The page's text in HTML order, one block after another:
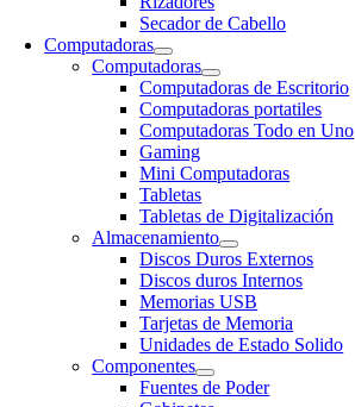
Secador de Cabello
Computadoras
Computadoras
Computadoras de Escritorio
Computadoras portatiles
Computadoras Todo en Uno
Gaming
Mini Computadoras
Tabletas
Tabletas de Digitalización
Almacenamiento
Discos Duros Externos
Discos duros Internos
Memorias USB
Tarjetas de Memoria
Unidades de Estado Solido
Componentes
Fuentes de Poder